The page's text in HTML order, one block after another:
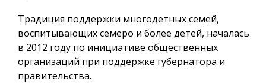
Традиция поддержки многодетных семей,
воспитывающих семеро и более детей, началась
в 2012 году по инициативе общественных
организаций при поддержке губернатора и
правительства.